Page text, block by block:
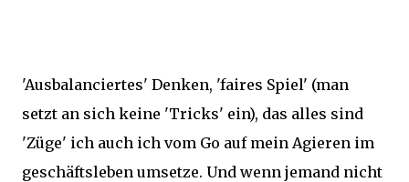
'Ausbalanciertes' Denken, 'faires Spiel' (man
setzt an sich keine 'Tricks' ein), das alles sind
'Züge' ich auch ich vom Go auf mein Agieren im
geschäftsleben umsetze. Und wenn jemand nicht